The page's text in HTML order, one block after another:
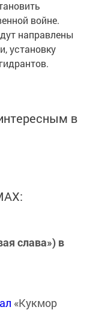
войне.
направлены
установку
в
слава») в
«Кукмор